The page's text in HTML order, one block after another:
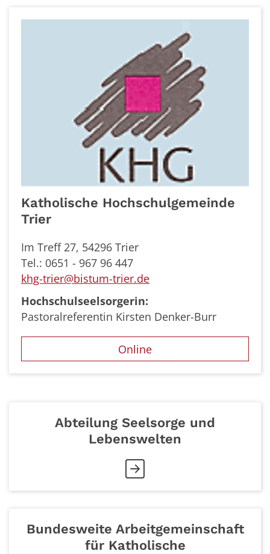
Katholische Hochschulgemeinde
Trier
Im Treff 27, 54296 Trier
Tel.: 0651 - 967 96 447
khg-trier@bistum-trier.de
Hochschulseelsorgerin:
Pastoralreferentin Kirsten Denker-Burr
Online
Abteilung Seelsorge und
Lebenswelten
Bundesweite Arbeitgemeinschaft
für Katholische